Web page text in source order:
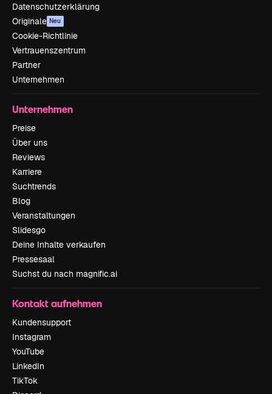
Datenschutzerklärung
Originale Neu
Cookie-Richtlinie
Vertrauenszentrum
Partner
Unternehmen
Unternehmen
Preise
Über uns
Reviews
Karriere
Suchtrends
Blog
Veranstaltungen
Slidesgo
Deine Inhalte verkaufen
Pressesaal
Suchst du nach magnific.ai
Kontakt aufnehmen
Kundensupport
Instagram
YouTube
LinkedIn
TikTok